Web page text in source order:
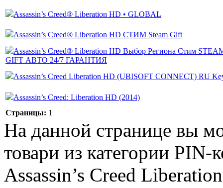
Assassin’s Creed® Liberation HD • GLOBAL
Assassin’s Creed® Liberation HD СТИМ Steam Gift
Assassin’s Creed® Liberation HD Выбор Региона Стим
GIFT АВТО 24/7 ГАРАНТИЯ
Assassin’s Creed Liberation HD (UBISOFT CONNECT) RU
Assassin’s Creed: Liberation HD (2014)
Страницы: 1
На данной странице вы
товари из категории
Assassin’s Creed